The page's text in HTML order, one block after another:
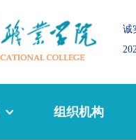
诚
组织机构